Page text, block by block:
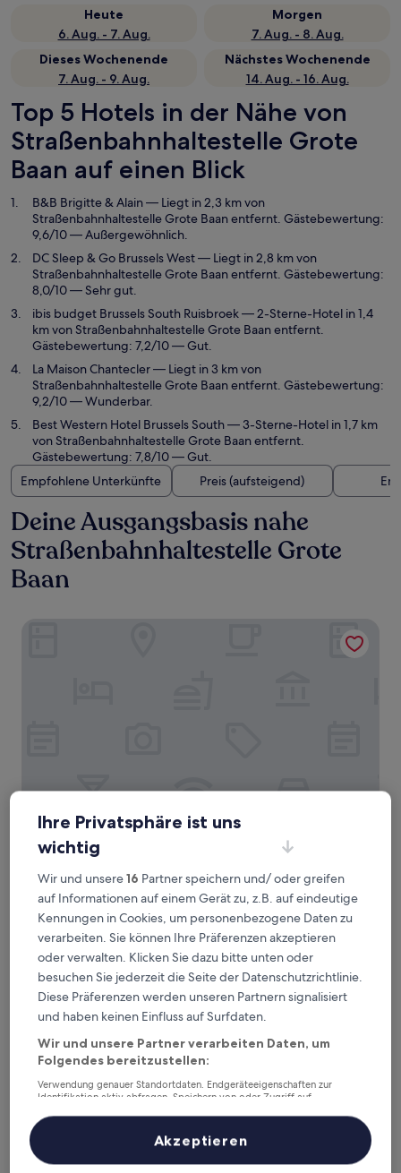
Heute
6. Aug. - 7. Aug.
Morgen
7. Aug. - 8. Aug.
Dieses Wochenende
7. Aug. - 9. Aug.
Nächstes Wochenende
14. Aug. - 16. Aug.
Top 5 Hotels in der Nähe von
Straßenbahnhaltestelle Grote
Baan auf einen Blick
B&B Brigitte & Alain— Liegt in 2,3 km von
Straßenbahnhaltestelle Grote Baan entfernt. Gästebewertung:
9,6/10 — Außergewöhnlich.
DC Sleep & Go Brussels West— Liegt in 2,8 km von
Straßenbahnhaltestelle Grote Baan entfernt. Gästebewertung:
8,0/10 — Sehr gut.
ibis budget Brussels South Ruisbroek— 2-Sterne-Hotel in 1,4
km von Straßenbahnhaltestelle Grote Baan entfernt.
Gästebewertung: 7,2/10 — Gut.
La Maison Chantecler— Liegt in 3 km von
Straßenbahnhaltestelle Grote Baan entfernt. Gästebewertung:
9,2/10 — Wunderbar.
Best Western Hotel Brussels South— 3-Sterne-Hotel in 1,7 km
von Straßenbahnhaltestelle Grote Baan entfernt.
Gästebewertung: 7,8/10 — Gut.
Empfohlene Unterkünfte
Preis (aufsteigend)
Deine Ausgangsbasis nahe
Straßenbahnhaltestelle Grote
Baan
B&B Brigitte & Alain
B&B Brigitte & Alain
9.6
von
10,
Außergewöhnlich,
(18
Bewertungen)
9,6/10 Außergewöhnlich (18 Bewertungen)
Der
Preis
beträgt
131 €
inkl. Steuern & Gebühren
10. Aug.–11. Aug.
DC Sleep & Go Brussels West
Ihre Privatsphäre ist uns
wichtig
Wir und unsere16 Partner speichern und/ oder greifen
auf Informationen auf einem Gerät zu, z.B. auf eindeutige
Kennungen in Cookies, um personenbezogene Daten zu
verarbeiten. Sie können Ihre Präferenzen akzeptieren
oder verwalten. Klicken Sie dazu bitte unten oder
besuchen Sie jederzeit die Seite der Datenschutzrichtlinie.
Diese Präferenzen werden unseren Partnern signalisiert
und haben keinen Einfluss auf Surfdaten.
Wir und unsere Partner verarbeiten Daten, um
Folgendes bereitzustellen:
Verwendung genauer Standortdaten. Endgeräteeigenschaften zur
Identifikation aktiv abfragen. Speichern von oder Zugriff auf
Inhalte, Messung von Werbeleistung und der Performance von Inhalten,
Zielgruppenforschung sowie Entwicklung und Verbesserung von
Liste der Partner (Lieferanten)
Akzeptieren